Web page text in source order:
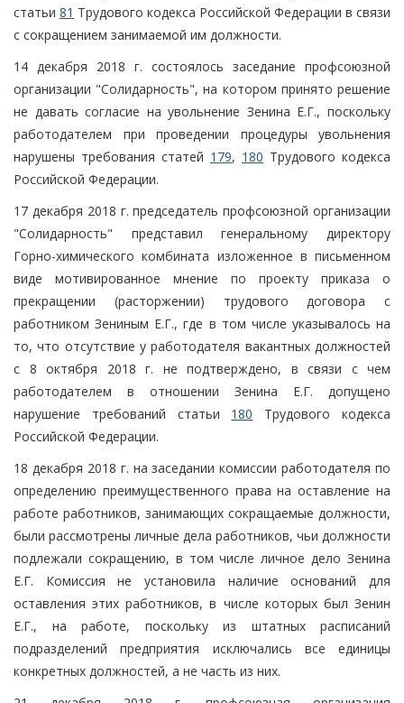
статьи 81 Трудового кодекса Российской Федерации в связи
с сокращением занимаемой им должности.
14 декабря 2018 г. состоялось заседание профсоюзной
организации "Солидарность", на котором принято решение
не давать согласие на увольнение Зенина Е.Г., поскольку
работодателем при проведении процедуры увольнения
нарушены требования статей 179, 180 Трудового кодекса
Российской Федерации.
17 декабря 2018 г. председатель профсоюзной организации
"Солидарность" представил генеральному директору
Горно-химического комбината изложенное в письменном
виде мотивированное мнение по проекту приказа о
прекращении (расторжении) трудового договора с
работником Зениным Е.Г., где в том числе указывалось на
то, что отсутствие у работодателя вакантных должностей
с 8 октября 2018 г. не подтверждено, в связи с чем
работодателем в отношении Зенина Е.Г. допущено
нарушение требований статьи 180 Трудового кодекса
Российской Федерации.
18 декабря 2018 г. на заседании комиссии работодателя по
определению преимущественного права на оставление на
работе работников, занимающих сокращаемые должности,
были рассмотрены личные дела работников, чьи должности
подлежали сокращению, в том числе личное дело Зенина
Е.Г. Комиссия не установила наличие оснований для
оставления этих работников, в числе которых был Зенин
Е.Г., на работе, поскольку из штатных расписаний
подразделений предприятия исключались все единицы
конкретных должностей, а не часть из них.